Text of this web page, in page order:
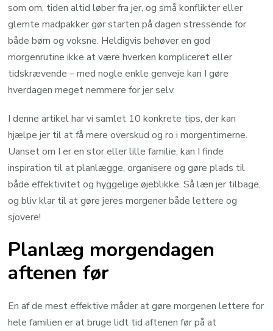
som om, tiden altid løber fra jer, og små konflikter eller
glemte madpakker gør starten på dagen stressende for
både børn og voksne. Heldigvis behøver en god
morgenrutine ikke at være hverken kompliceret eller
tidskrævende – med nogle enkle genveje kan I gøre
hverdagen meget nemmere for jer selv.
I denne artikel har vi samlet 10 konkrete tips, der kan
hjælpe jer til at få mere overskud og ro i morgentimerne.
Uanset om I er en stor eller lille familie, kan I finde
inspiration til at planlægge, organisere og gøre plads til
både effektivitet og hyggelige øjeblikke. Så læn jer tilbage,
og bliv klar til at gøre jeres morgener både lettere og
sjovere!
Planlæg morgendagen
aftenen før
En af de mest effektive måder at gøre morgenen lettere for
hele familien er at bruge lidt tid aftenen før på at